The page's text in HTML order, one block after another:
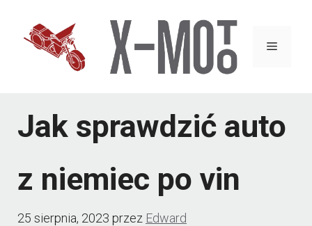
Menu
Jak sprawdzić auto
z niemiec po vin
25 sierpnia, 2023 przez Edward